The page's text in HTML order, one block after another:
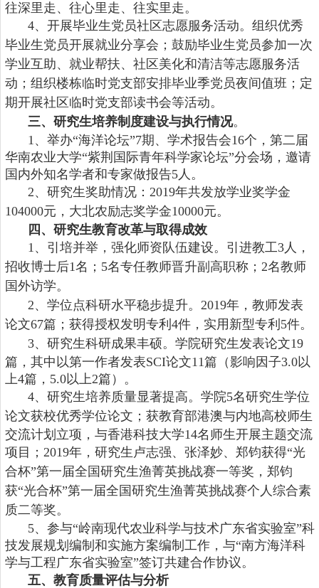
往深里走、往心里走、往实里走。
4、 开展毕业生党员社区志愿服务活动。组织优秀
毕业生党员开展就业分享会；鼓励毕业生党员参加一次
学业互助、就业帮扶、社区美化和清洁等志愿服务活
动；组织楼栋临时党支部安排毕业季党员夜间值班；定
期开展社区临时党支部读书会等活动。
三、研究生培养制度建设与执行情况。
1、 举办“海洋论坛”7期、学术报告会16个，第二届
华南农业大学“紫荆国际青年科学家论坛”分会场，邀请
国内外知名学者和专家做报告5人。
2、 研究生奖助情况： 2019年共发放学业奖学金
104000元， 大北农励志奖学金10000元。
四、研究生教育改革与取得成效
1、 引培并举，强化师资队伍建设。 引进教工3人 ，
招收博士后1名；5名专任教师晋升副高职称； 2名教师
国外访学。
2、 学位点科研水平稳步提升。 2019年， 教师发表
论文67篇； 获得授权发明专利 4件 ， 实用新型专利 5件。
3、 研究生科研成果丰硕。学院研究生发表论文19
篇，其中以第一作者发表SCI论文11篇（影响因子3.0以
上4篇，5.0以上2篇）。
4、 研究生培养质量显著提高。学院5名研究生学位
论文获校优秀学位论文 ； 获教育部港澳与内地高校师生
交流计划立项，与香港科技大学14名师生开展主题交流
项目
； 2019年，研究生 卢志强、张泽妙、郑钧获得“光
合杯”第一届全国研究生渔菁英挑战赛一等奖， 郑钧
获“光合杯”第一届全国研究生渔菁英挑战赛个人综合素
质二等奖。
5、 参与“岭南现代农业科学与技术广东省实验室”科
技发展规划编制和实施方案编制工作，与“南方海洋科
学与工程广东省实验室”签订共建合作协议。
五、教育质量评估与分析